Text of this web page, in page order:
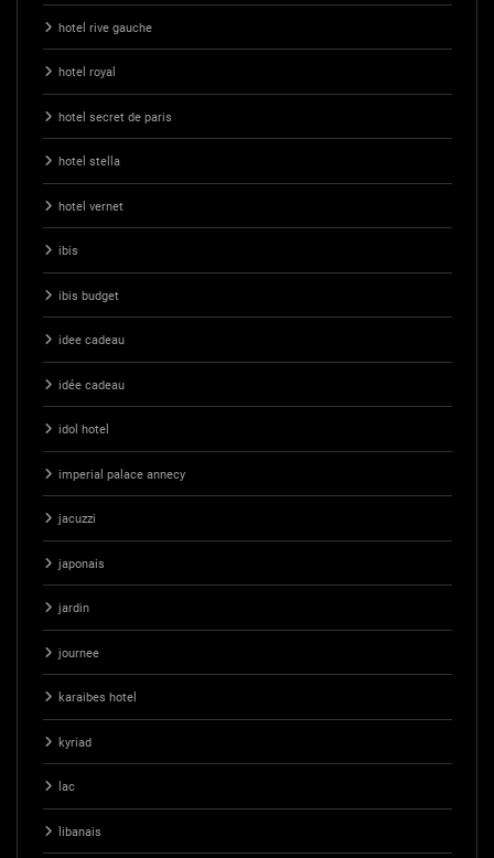
hotel rive gauche
hotel royal
hotel secret de paris
hotel stella
hotel vernet
ibis
ibis budget
idee cadeau
idée cadeau
idol hotel
imperial palace annecy
jacuzzi
japonais
jardin
journee
karaibes hotel
kyriad
lac
libanais